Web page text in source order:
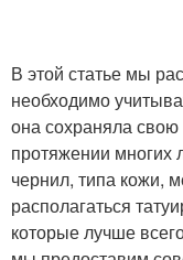
В этой статье мы
необходимо
она сохраняла свою
протяжении многих
чернил, типа кожи,
располагаться
которые лучше